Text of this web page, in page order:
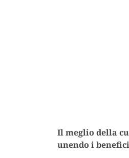
Il meglio della
unendo i